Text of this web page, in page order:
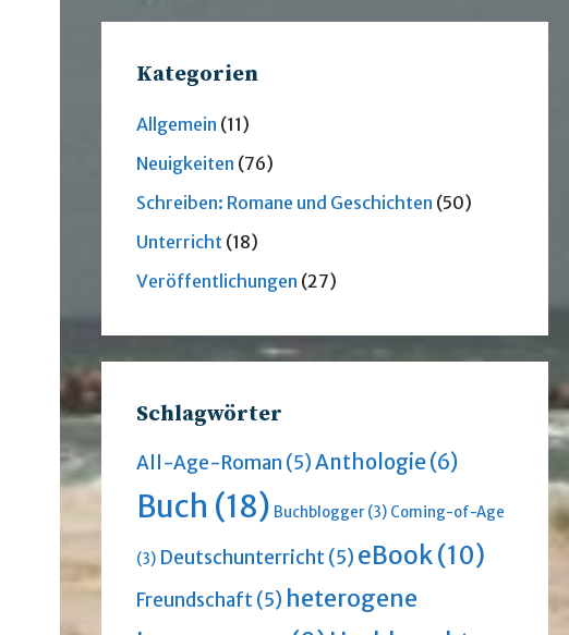
Kategorien
Allgemein (11)
Neuigkeiten (76)
Schreiben: Romane und Geschichten (50)
Unterricht (18)
Veröffentlichungen (27)
Schlagwörter
All-Age-Roman (5)Anthologie(6)
Buch (18) Buchblogger (3) Coming-of-Age
(3) Deutschunterricht(5) eBook(10)
Freundschaft(5) heterogene